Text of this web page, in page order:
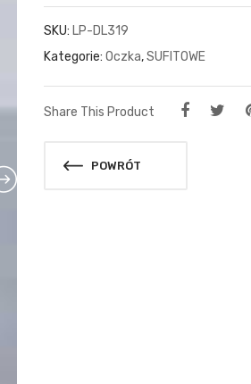
SKU: LP-DL319
Kategorie: Oczka,SUFITOWE
Share This Product
POWRÓT